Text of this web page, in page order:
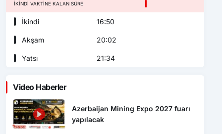
İKINDI VAKTINE KALAN SÜRE
İkindi 16:50
Akşam 20:02
Yatsı 21:34
Video Haberler
Azerbaijan Mining Expo 2027 fuarı
yapılacak